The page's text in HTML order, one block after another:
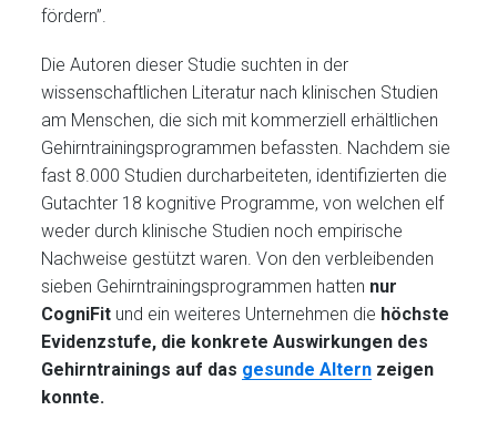
fördern”.
Die Autoren dieser Studie suchten in der
wissenschaftlichen Literatur nach klinischen Studien
am Menschen, die sich mit kommerziell erhältlichen
Gehirntrainingsprogrammen befassten. Nachdem sie
fast 8.000 Studien durcharbeiteten, identifizierten die
Gutachter 18 kognitive Programme, von welchen elf
weder durch klinische Studien noch empirische
Nachweise gestützt waren. Von den verbleibenden
sieben Gehirntrainingsprogrammen hatten nur
CogniFit und ein weiteres Unternehmen die höchste
Evidenzstufe, die konkrete Auswirkungen des
Gehirntrainings auf das gesunde Altern zeigen
konnte.